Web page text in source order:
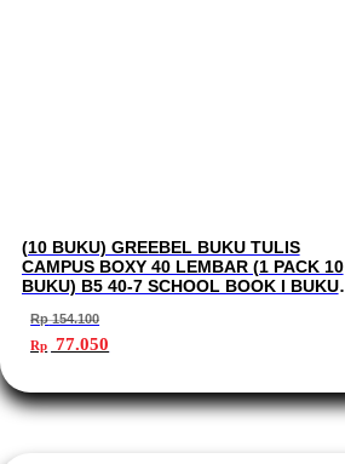
(10 BUKU) GREEBEL BUKU TULIS
CAMPUS BOXY 40 LEMBAR (1 PACK 10
BUKU) B5 40-7 SCHOOL BOOK I BUKU
Rp154.100
Harga
aslinya
Rp 154.100.
Rp 77.050saat
adalah:
Rp 77.050.